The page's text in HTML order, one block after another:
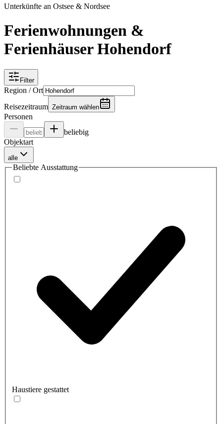
Unterkünfte an Ostsee & Nordsee
Ferienwohnungen &
Ferienhäuser Hohendorf
Filter
Region / Ort
Reisezeitraum Zeitraum wählen
Personen
beliebig
Objektart
alle
Beliebte Ausstattung
Haustiere gestattet